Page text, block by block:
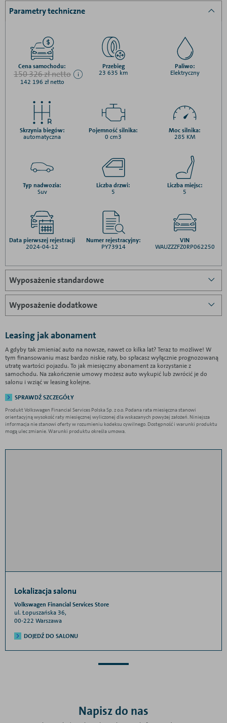
Parametry techniczne
Cena samochodu:
150 326 zł netto
142 196 zł netto
Przebieg
23 635 km
Paliwo:
Elektryczny
Skrzynia biegów:
automatyczna
Pojemność silnika:
0 cm3
Moc silnika:
285 KM
Typ nadwozia:
Suv
Liczba drzwi:
5
Liczba miejsc:
5
Data pierwszej rejestracji
2024-04-12
Numer rejestracyjny:
PY73914
VIN
WAUZZZFZ0RP062250
Wyposażenie standardowe
Wyposażenie dodatkowe
Leasing jak abonament
A gdyby tak zmieniać auto na nowsze, nawet co kilka lat? Teraz to możliwe! W
tym finansowaniu masz bardzo niskie raty, bo spłacasz wyłącznie prognozowaną
utratę wartości pojazdu. To jak miesięczny abonament za korzystanie z
samochodu. Na zakończenie umowy możesz auto wykupić lub zwrócić je do
salonu i wziąć w leasing kolejne.
SPRAWDŹ SZCZEGÓŁY
Produkt Volkswagen Financial Services Polska Sp. z o.o. Podana rata miesięczna stanowi
orientacyjną wysokość raty miesięcznej wyliczonej dla wskazanych powyżej założeń. Niniejsza
informacja nie stanowi oferty w rozumieniu kodeksu cywilnego. Dostępność i warunki produktu
mogą ulec zmianie. Warunki produktu określa umowa.
Lokalizacja salonu
Volkswagen Financial Services Store
ul. Łopuszańska 36,
00-222 Warszawa
DOJEDŹ DO SALONU
Napisz do nas